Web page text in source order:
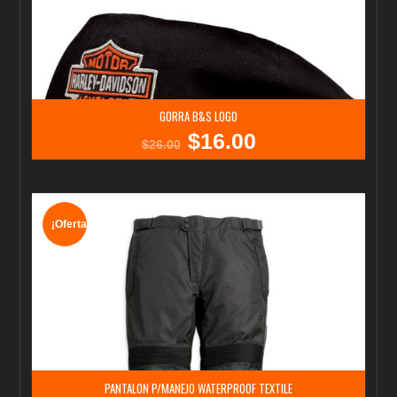
GORRA B&S LOGO
$26.00
El
$16.00El
¡Oferta!
PANTALON P/MANEJO WATERPROOF TEXTILE